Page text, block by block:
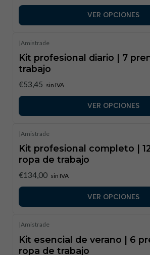
VER OPCIONES
|Amistrade
Kit profesional diario | 7
trabajo
€53,45 sin IVA
VER OPCIONES
|Amistrade
Kit profesional completo |
ropa de trabajo
€134,00 sin IVA
VER OPCIONES
|Amistrade
Kit esencial de verano | 6
ropa de trabajo